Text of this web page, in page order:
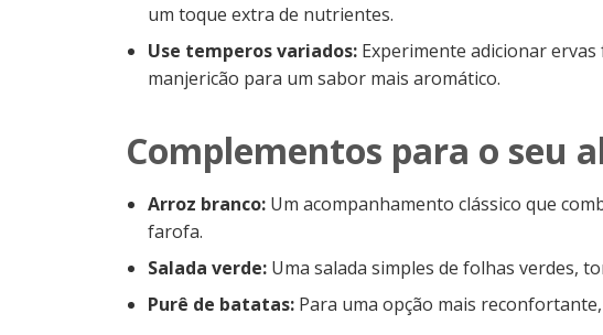
um toque extra de nutrientes.
Use temperos variados: Experimente adicionar
manjericão para um sabor mais aromático.
Complementos para o seu
Arroz branco: Um acompanhamento clássico que
farofa.
Salada verde: Uma salada simples de folhas verdes,
Purê de batatas: Para uma opção mais